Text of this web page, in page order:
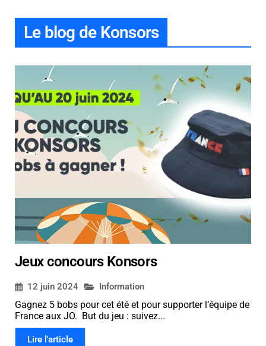
Le blog de Konsors
Jeux concours Konsors
12 juin 2024 Information
Gagnez 5 bobs pour cet été et pour supporter l’équipe de
France aux JO. But du jeu : suivez...
Lire l'article